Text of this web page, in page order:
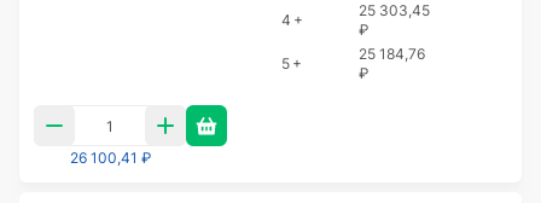
4 +
25 303,45
₽
5 +
25 184,76
₽
26 100,41 ₽